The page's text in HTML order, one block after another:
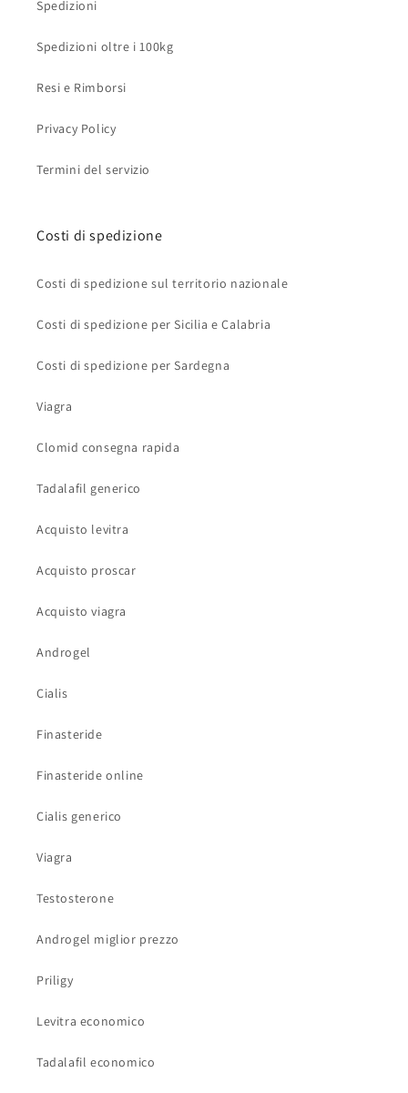
Spedizioni
Spedizioni oltre i 100kg
Resi e Rimborsi
Privacy Policy
Termini del servizio
Costi di spedizione
Costi di spedizione sul territorio nazionale
Costi di spedizione per Sicilia e Calabria
Costi di spedizione per Sardegna
Viagra
Clomid consegna rapida
Tadalafil generico
Acquisto levitra
Acquisto proscar
Acquisto viagra
Androgel
Cialis
Finasteride
Finasteride online
Cialis generico
Viagra
Testosterone
Androgel miglior prezzo
Priligy
Levitra economico
Tadalafil economico